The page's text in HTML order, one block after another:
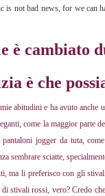
is not bad news, for we
è cambiato
è che
abitudini e ha avuto
come la maggior parte
jogger da tuta,
sembrare sciatte,
ma li preferisco con gli
stivali rossi, vero? Credo